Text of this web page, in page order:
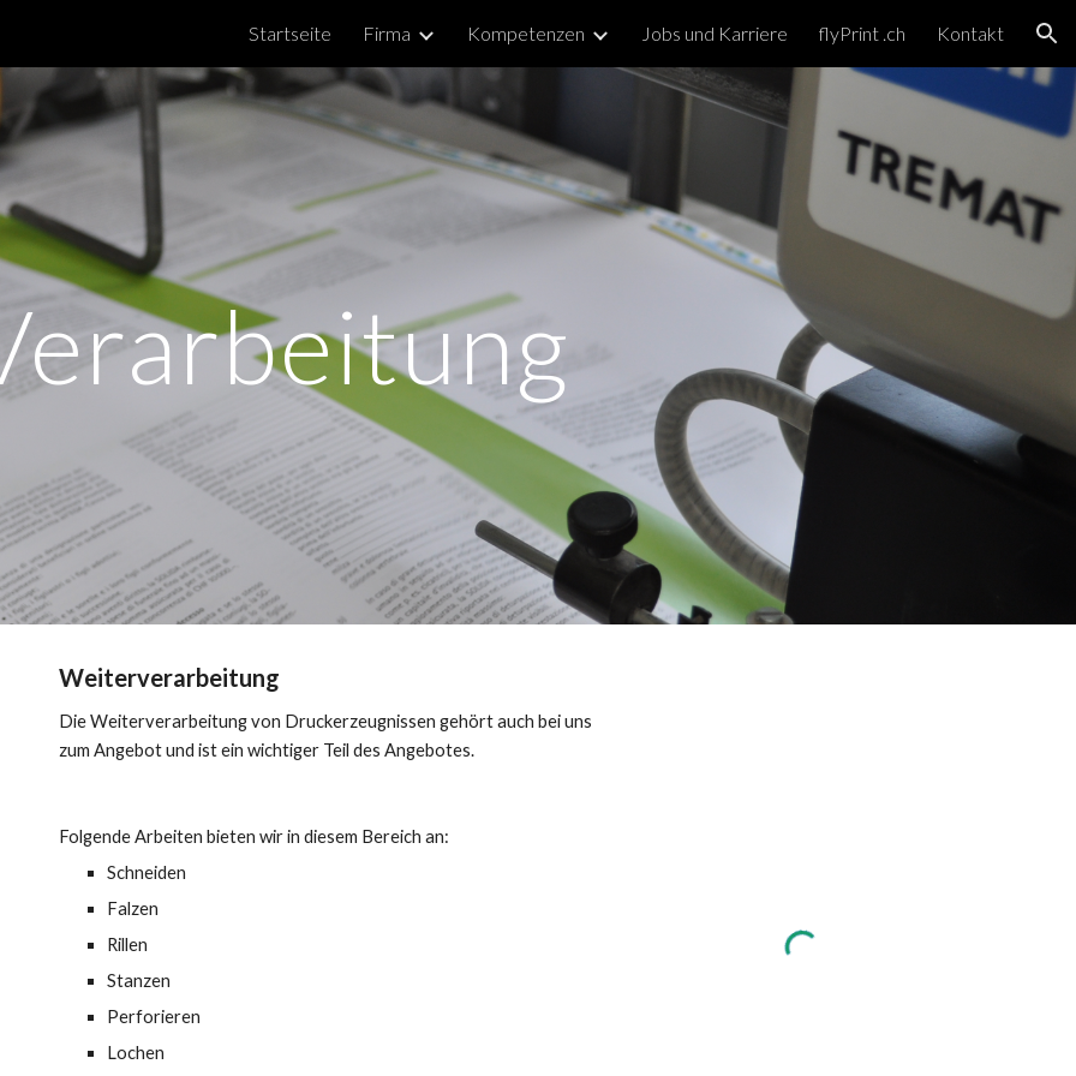
Skip to navigation
Startseite Firma Kompetenzen Jobs und Karriere flyPrint .ch Kontakt
Weiterverarbeitung
Die Weiterverarbeitung von Druckerzeugnissen gehört auch bei uns
zum Angebot und ist ein wichtiger Teil des Angebotes.
Folgende Arbeiten bieten wir in diesem Bereich an:
Schneiden
Falzen
Rillen
Stanzen
Perforieren
Lochen